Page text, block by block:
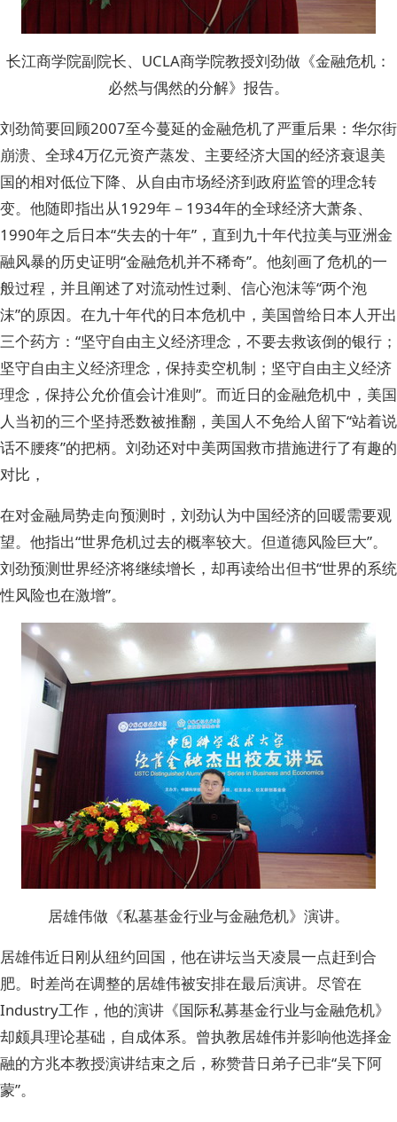
长江商学院副院长、UCLA商学院教授刘劲做《金融危机：
必然与偶然的分解》报告。
刘劲简要回顾2007至今蔓延的金融危机了严重后果：华尔街
崩溃、全球4万亿元资产蒸发、主要经济大国的经济衰退美
国的相对低位下降、从自由市场经济到政府监管的理念转
变。他随即指出从1929年－1934年的全球经济大萧条、
1990年之后日本“失去的十年”，直到九十年代拉美与亚洲金
融风暴的历史证明“金融危机并不稀奇”。他刻画了危机的一
般过程，并且阐述了对流动性过剩、信心泡沫等“两个泡
沫”的原因。在九十年代的日本危机中，美国曾给日本人开出
三个药方：“坚守自由主义经济理念，不要去救该倒的银行；
坚守自由主义经济理念，保持卖空机制；坚守自由主义经济
理念，保持公允价值会计准则”。而近日的金融危机中，美国
人当初的三个坚持悉数被推翻，美国人不免给人留下“站着说
话不腰疼”的把柄。刘劲还对中美两国救市措施进行了有趣的
对比，
在对金融局势走向预测时，刘劲认为中国经济的回暖需要观
望。他指出“世界危机过去的概率较大。但道德风险巨大”。
刘劲预测世界经济将继续增长，却再读给出但书“世界的系统
性风险也在激增”。
居雄伟做《私墓基金行业与金融危机》演讲。
居雄伟近日刚从纽约回国，他在讲坛当天凌晨一点赶到合
肥。时差尚在调整的居雄伟被安排在最后演讲。尽管在
Industry工作，他的演讲《国际私募基金行业与金融危机》
却颇具理论基础，自成体系。曾执教居雄伟并影响他选择金
融的方兆本教授演讲结束之后，称赞昔日弟子已非“吴下阿
蒙”。